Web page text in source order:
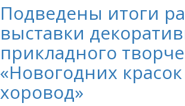
Подведены итоги
выставки
прикладного
«Новогодних красок
хоровод»